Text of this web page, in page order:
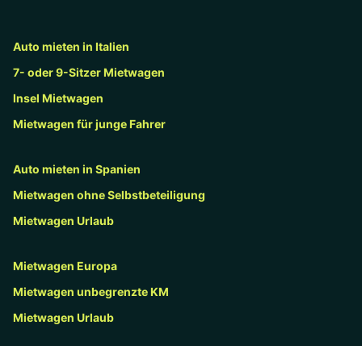
Auto mieten in Italien
7- oder 9-Sitzer Mietwagen
Insel Mietwagen
Mietwagen für junge Fahrer
Auto mieten in Spanien
Mietwagen ohne Selbstbeteiligung
Mietwagen Urlaub
Mietwagen Europa
Mietwagen unbegrenzte KM
Mietwagen Urlaub